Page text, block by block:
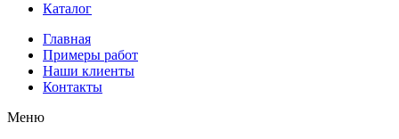
Каталог
Главная
Примеры работ
Наши клиенты
Контакты
Меню